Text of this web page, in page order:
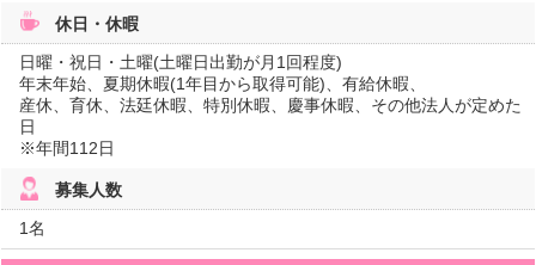
休日・休暇
日曜・祝日・土曜(土曜日出勤が月1回程度)
年末年始、夏期休暇(1年目から取得可能)、有給休暇、
産休、育休、法廷休暇、特別休暇、慶事休暇、その他法人が定めた
日
※年間112日
募集人数
1名